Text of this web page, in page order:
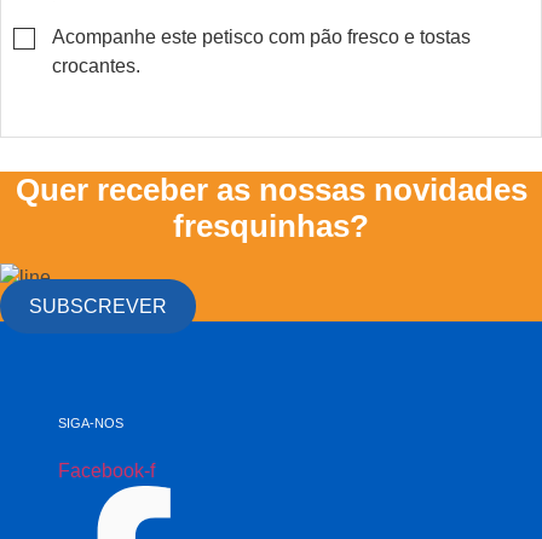
▢
Acompanhe este petisco com pão fresco e tostas
crocantes.
Quer receber as nossas novidades
fresquinhas?
SUBSCREVER
SIGA-NOS
Facebook-f